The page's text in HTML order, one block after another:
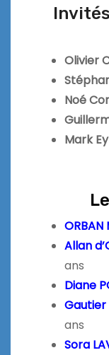
Olivier
Noé
Mark
Allan
ans
Diane
Gautier
ans
Sora